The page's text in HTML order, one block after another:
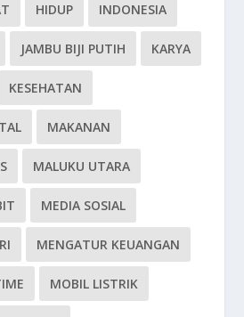
HIDUP INDONESIA
JAMBU BIJI PUTIH KARYA
KESEHATAN
MAKANAN
MALUKU UTARA
MEDIA SOSIAL
MENGATUR KEUANGAN
MOBIL LISTRIK